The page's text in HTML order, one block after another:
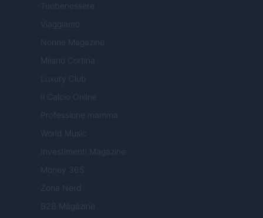
Tuobenessere
Viaggiamo
Nonne Magazine
Milano Cortina
Luxury Club
Il Calcio Online
Professione mamma
World Music
Investimenti Magazine
Money 365
Zona Nerd
B2B Magazine